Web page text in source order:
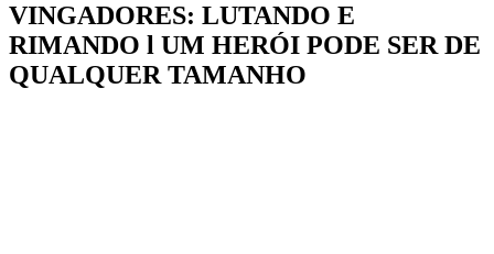
VINGADORES: LUTANDO E
RIMANDO l UM HERÓI PODE SER DE
QUALQUER TAMANHO